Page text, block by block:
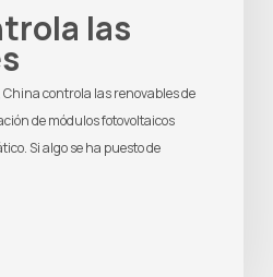
las
controla las renovables de
de módulos fotovoltaicos
Si algo se ha puesto de